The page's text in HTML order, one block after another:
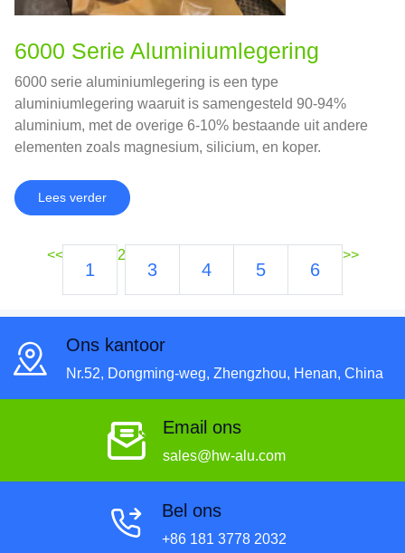
6000 Serie Aluminiumlegering
6000 serie aluminiumlegering is een type
aluminiumlegering waaruit is samengesteld 90-94%
aluminium, met de overige 6-10% bestaande uit andere
elementen zoals magnesium, silicium, en koper.
Lees verder
<<
1
2
3 4 5 6
>>
Ons kantoor
Nr.52, Dongming-weg, Zhengzhou, Henan, China
Email ons
sales@hw-alu.com
Bel ons
+86 181 3778 2032